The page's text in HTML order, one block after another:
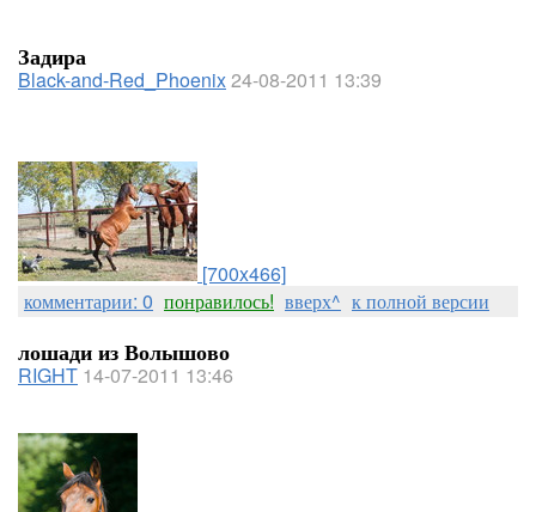
Задира
Black-and-Red_Phoenix24-08-2011 13:39
[700x466]
комментарии: 0 понравилось! вверх^ к полной версии
лошади из Волышово
RIGHT 14-07-2011 13:46